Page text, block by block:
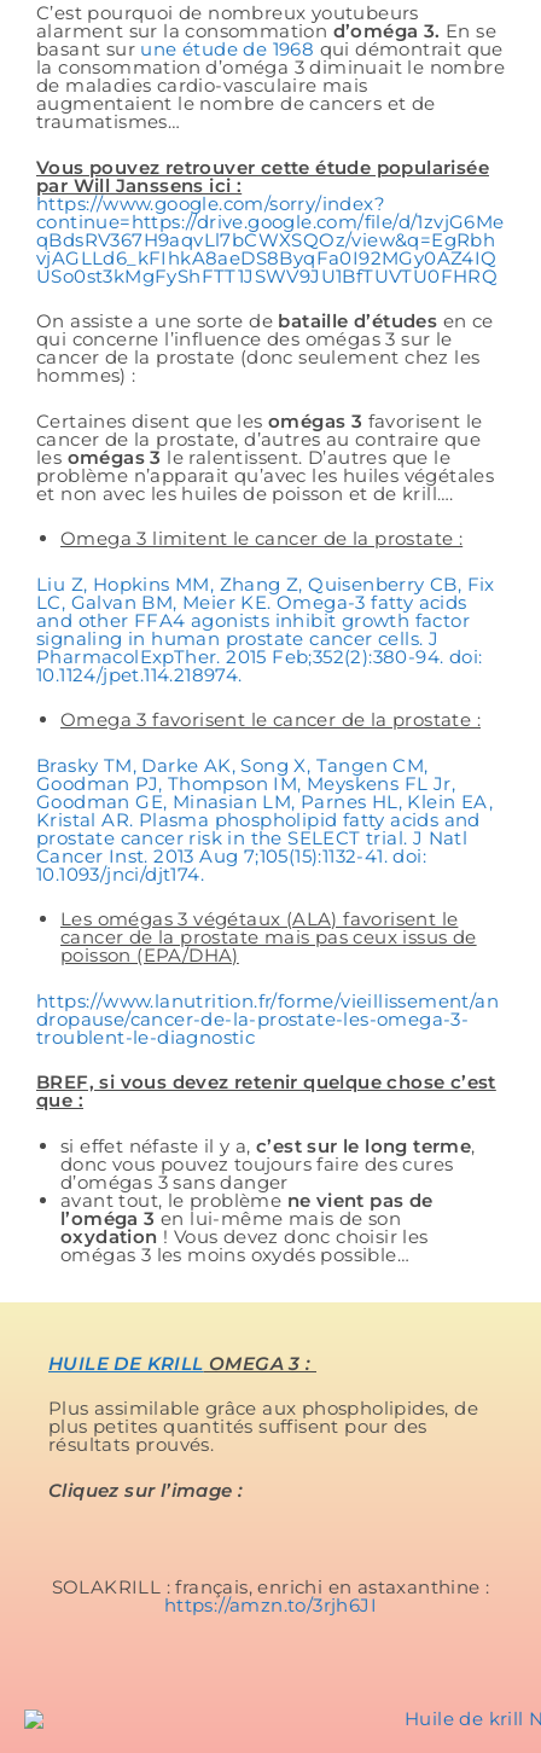
C’est pourquoi de nombreux youtubeurs
alarment sur la consommation d’oméga 3. En se
basant sur une étude de 1968 qui démontrait que
la consommation d’oméga 3 diminuait le nombre
de maladies cardio-vasculaire mais
augmentaient le nombre de cancers et de
traumatismes…
Vous pouvez retrouver cette étude popularisée
par Will Janssens ici :
https://www.google.com/sorry/index?
continue=https://drive.google.com/file/d/1zvjG6Me
qBdsRV367H9aqvLl7bCWXSQOz/view&q=EgRbh
vjAGLLd6_kFIhkA8aeDS8ByqFa0I92MGy0AZ4IQ
USo0st3kMgFyShFTT1JSWV9JU1BfTUVTU0FHRQ
On assiste a une sorte de bataille d’études en ce
qui concerne l’influence des omégas 3 sur le
cancer de la prostate (donc seulement chez les
hommes) :
Certaines disent que les omégas 3 favorisent le
cancer de la prostate, d’autres au contraire que
les omégas 3 le ralentissent. D’autres que le
problème n’apparait qu’avec les huiles végétales
et non avec les huiles de poisson et de krill….
Omega 3 limitent le cancer de la prostate :
Liu Z, Hopkins MM, Zhang Z, Quisenberry CB, Fix
LC, Galvan BM, Meier KE. Omega-3 fatty acids
and other FFA4 agonists inhibit growth factor
signaling in human prostate cancer cells. J
PharmacolExpTher. 2015 Feb;352(2):380-94. doi:
10.1124/jpet.114.218974.
Omega 3 favorisent le cancer de la prostate :
Brasky TM, Darke AK, Song X, Tangen CM,
Goodman PJ, Thompson IM, Meyskens FL Jr,
Goodman GE, Minasian LM, Parnes HL, Klein EA,
Kristal AR. Plasma phospholipid fatty acids and
prostate cancer risk in the SELECT trial. J Natl
Cancer Inst. 2013 Aug 7;105(15):1132-41. doi:
10.1093/jnci/djt174.
Les omégas 3 végétaux (ALA) favorisent le
cancer de la prostate mais pas ceux issus de
poisson (EPA/DHA)
https://www.lanutrition.fr/forme/vieillissement/an
dropause/cancer-de-la-prostate-les-omega-3-
troublent-le-diagnostic
BREF, si vous devez retenir quelque chose c’est
que :
si effet néfaste il y a, c’est sur le long terme,
donc vous pouvez toujours faire des cures
d’omégas 3 sans danger
avant tout, le problème ne vient pas de
l’oméga 3 en lui-même mais de son
oxydation ! Vous devez donc choisir les
omégas 3 les moins oxydés possible…
HUILE DE KRILL OMEGA 3 :
Plus assimilable grâce aux phospholipides, de
plus petites quantités suffisent pour des
résultats prouvés.
Cliquez sur l’image :
SOLAKRILL : français, enrichi en astaxanthine :
https://amzn.to/3rjh6JI